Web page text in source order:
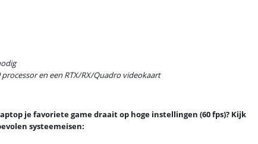
en een RTX/RX/Quadro videokaart
je favoriete game draait op hoge instellingen (60 fps)? Kijk
systeemeisen: